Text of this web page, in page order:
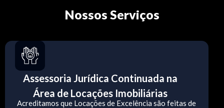
Nossos Serviços
Assessoria Jurídica Continuada na
Área de Locações Imobiliárias
Acreditamos que Locações de Excelência são feitas de